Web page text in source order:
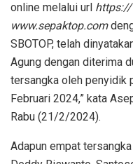
online melalui url
www.sepaktop.com
SBOTOP, telah
Agung dengan diterima
tersangka oleh penyidik
Februari 2024,” kata
Rabu (21/2/2024).
Adapun empat